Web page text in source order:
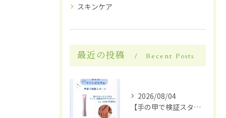
スキンケア
最近の投稿 Recent Posts
2026/08/04
【手の甲で検証スタート】✋✨